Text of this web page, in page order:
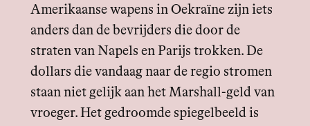
Amerikaanse wapens in Oekraïne zijn iets
anders dan de bevrijders die door de
straten van Napels en Parijs trokken. De
dollars die vandaag naar de regio stromen
staan niet gelijk aan het Marshall-geld van
vroeger. Het gedroomde spiegelbeeld is